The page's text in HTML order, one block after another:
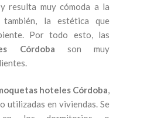
resulta muy cómoda a la
también, la estética que
Por todo esto, las
Córdoba son muy
hoteles Córdoba,
utilizadas en viviendas. Se